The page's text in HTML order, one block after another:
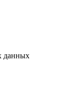
данных